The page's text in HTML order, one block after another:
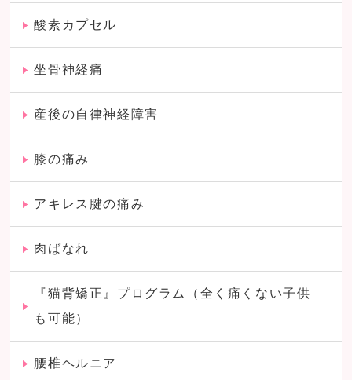
酸素カプセル
坐骨神経痛
産後の自律神経障害
膝の痛み
アキレス腱の痛み
肉ばなれ
『猫背矯正』プログラム（全く痛くない子供
も可能）
腰椎ヘルニア